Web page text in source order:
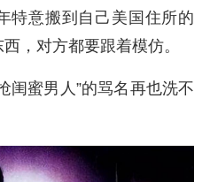
特意搬到自己美国住所的
，对方都要跟着模仿。
闺蜜男人”的骂名再也洗不